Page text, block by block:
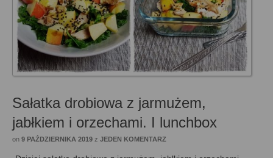
Sałatka drobiowa z jarmużem,
jabłkiem i orzechami. I lunchbox
on 9 PAŹDZIERNIKA 2019 z JEDEN KOMENTARZ